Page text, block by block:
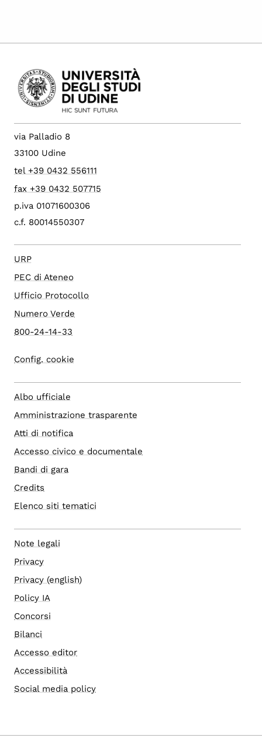
via Palladio 8
33100 Udine
tel +39 0432 556111
fax +39 0432 507715
p.iva 01071600306
c.f. 80014550307
URP
PEC di Ateneo
Ufficio Protocollo
Numero Verde
800-24-14-33
Config. cookie
Albo ufficiale
Amministrazione trasparente
Atti di notifica
Accesso civico e documentale
Bandi di gara
Credits
Elenco siti tematici
Note legali
Privacy
Privacy (english)
Policy IA
Concorsi
Bilanci
Accesso editor
Accessibilità
Social media policy